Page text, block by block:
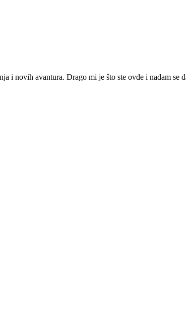
i novih avantura. Drago mi je što ste ovde i nadam